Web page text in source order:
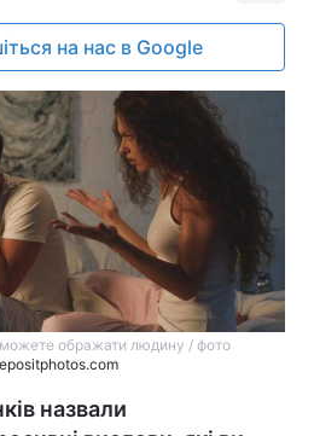
на нас в Google
ображати людину / фото
назвали